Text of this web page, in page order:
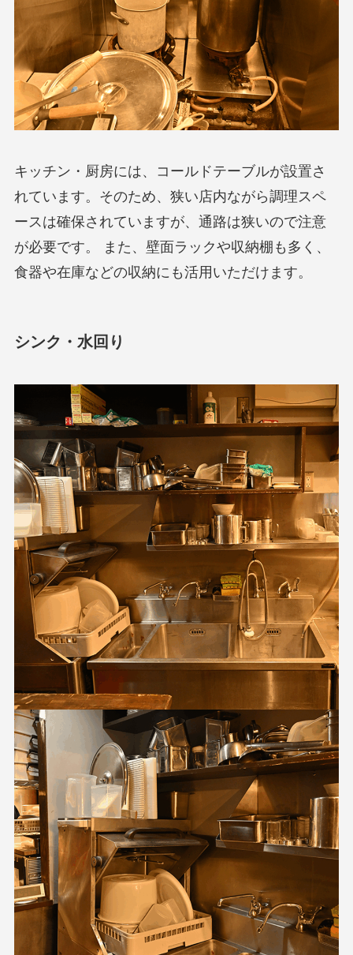
キッチン・厨房には、コールドテーブルが設置さ
れています。そのため、狭い店内ながら調理スペ
ースは確保されていますが、通路は狭いので注意
が必要です。 また、壁面ラックや収納棚も多く、
食器や在庫などの収納にも活用いただけます。
シンク・水回り